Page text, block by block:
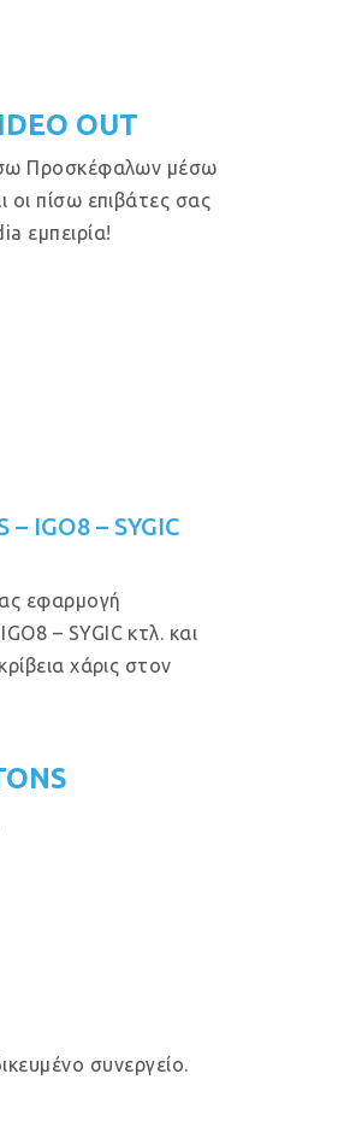
OUT
Προσκέφαλων μέσω
οι πίσω επιβάτες σας
εμπειρία!
IGO8 – SYGIC
εφαρμογή
– SYGIC κτλ. και
χάρις στον
συνεργείο.